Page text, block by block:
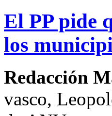
El PP pide
los
Redacción
vasco,